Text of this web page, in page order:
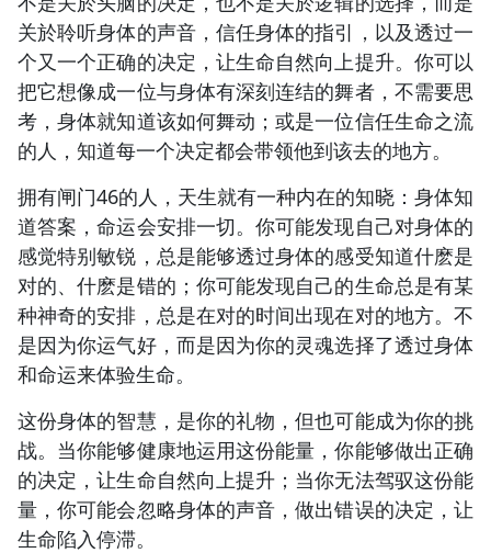
关於聆听身体的声音，信任身体的指引，以及透过一
个又一个正确的决定，让生命自然向上提升。你可以
把它想像成一位与身体有深刻连结的舞者，不需要思
考，身体就知道该如何舞动；或是一位信任生命之流
的人，知道每一个决定都会带领他到该去的地方。
拥有闸门46的人，天生就有一种内在的知晓：身体知
道答案，命运会安排一切。你可能发现自己对身体的
感觉特别敏锐，总是能够透过身体的感受知道什麽是
对的、什麽是错的；你可能发现自己的生命总是有某
种神奇的安排，总是在对的时间出现在对的地方。不
是因为你运气好，而是因为你的灵魂选择了透过身体
和命运来体验生命。
这份身体的智慧，是你的礼物，但也可能成为你的挑
战。当你能够健康地运用这份能量，你能够做出正确
的决定，让生命自然向上提升；当你无法驾驭这份能
量，你可能会忽略身体的声音，做出错误的决定，让
生命陷入停滞。